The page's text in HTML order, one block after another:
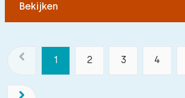
Bekijken
1 2 3 4